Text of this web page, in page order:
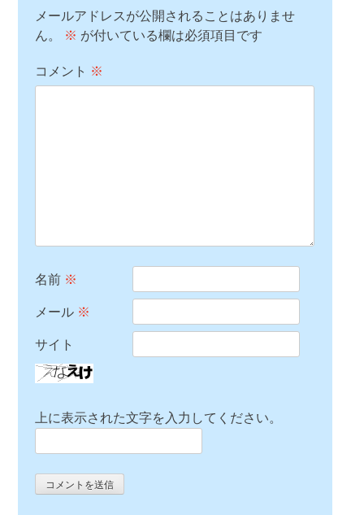
メールアドレスが公開されることはありませ
ん。
※ が付いている欄は必須項目です
コメント ※
名前 ※
メール ※
サイト
上に表示された文字を入力してください。